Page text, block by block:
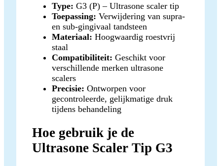
Type: G3 (P) – Ultrasone scaler tip
Toepassing: Verwijdering van supra-
en sub-gingivaal tandsteen
Materiaal: Hoogwaardig roestvrij
staal
Compatibiliteit: Geschikt voor
verschillende merken ultrasone
scalers
Precisie: Ontworpen voor
gecontroleerde, gelijkmatige druk
tijdens behandeling
Hoe gebruik je de
Ultrasone Scaler Tip G3